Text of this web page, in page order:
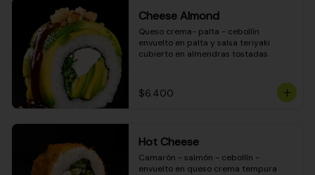
Cheese Almond
Queso crema- palta - cebollín
envuelto en palta y salsa teriyaki
cubierto en almendras tostadas
$6.400
Hot Cheese
Camarón - salmón - cebollín -
envuelto en queso crema tempura